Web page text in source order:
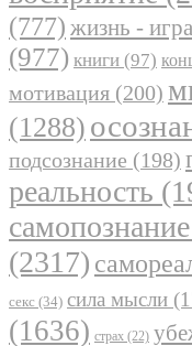
(777) жизнь - игра
(977) книги (97)
мотивация (200)
(1288)
подсознание (198)
реальность
самопознание
(2317)
секс (34) сила мысли
(1636) страх (22)